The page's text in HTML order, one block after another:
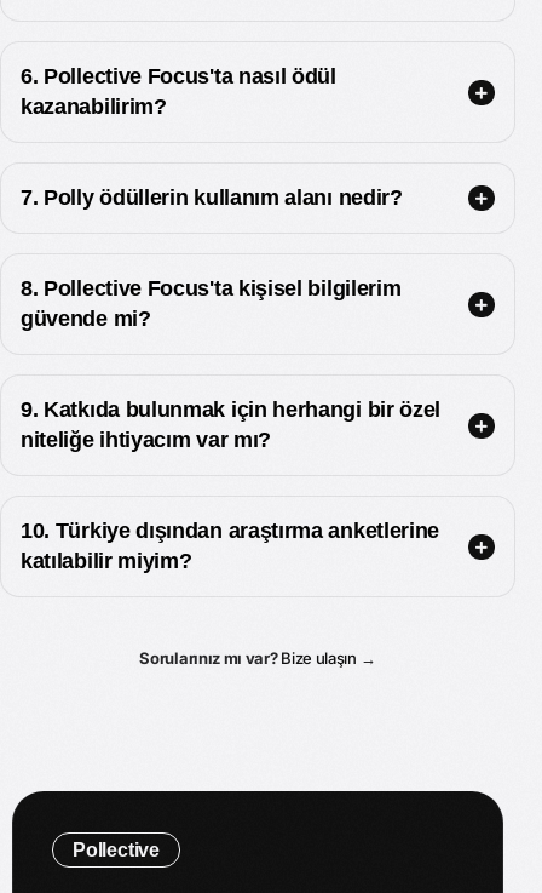
6. Pollective Focus'ta nasıl ödül
kazanabilirim?
7. Polly ödüllerin kullanım alanı nedir?
8. Pollective Focus'ta kişisel bilgilerim
güvende mi?
9. Katkıda bulunmak için herhangi bir özel
niteliğe ihtiyacım var mı?
10. Türkiye dışından araştırma anketlerine
katılabilir miyim?
Sorularınız mı var? Bize ulaşın →
Pollective